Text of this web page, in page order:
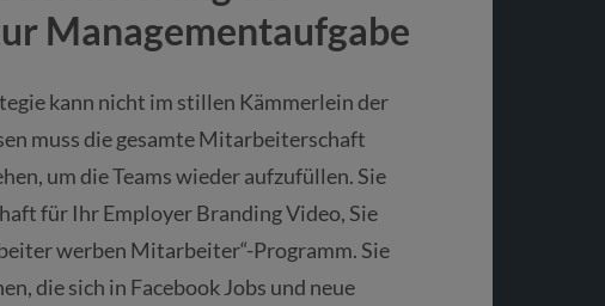
Managementaufgabe
kann nicht im stillen Kämmerlein der
muss die gesamte Mitarbeiterschaft
um die Teams wieder aufzufüllen. Sie
für Ihr Employer Branding Video, Sie
werben Mitarbeiter“-Programm. Sie
die sich in Facebook Jobs und neue